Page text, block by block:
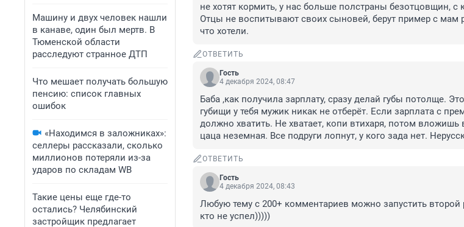
Машину и двух человек нашли
в канаве, один был мертв. В
Тюменской области
расследуют странное ДТП
Что мешает получать большую
пенсию: список главных
ошибок
«Находимся в заложниках»:
селлеры рассказали, сколько
миллионов потеряли из-за
ударов по складам WB
Такие цены еще где-то
остались? Челябинский
застройщик предлагает
не хотят кормить, у нас больше полстраны безотцовщин, с
Отцы не воспитывают своих сыновей, берут пример с мам
что хотели.
ОТВЕТИТЬ
Гость
4 декабря 2024, 08:47
Баба ,как получила зарплату, сразу делай губы потолще.
губищи у тебя мужик никак не отберёт. Если зарплата с
должно хватить. Не хватает, копи втихаря, потом вложишь
цаца неземная. Все подруги лопнут, у кого зада нет.
ОТВЕТИТЬ
Гость
4 декабря 2024, 08:43
Любую тему с 200+ комментариев можно запустить второй
кто не успел)))))